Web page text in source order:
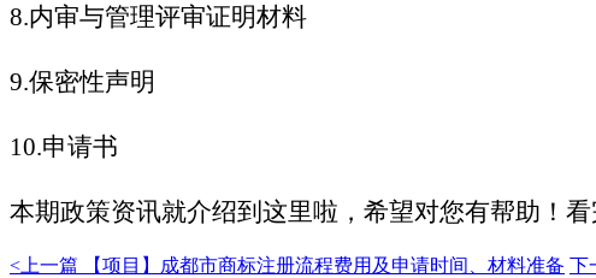
8.内审与管理评审证明材料
9.保密性声明
10.申请书
本期政策资讯就介绍到这里啦，希望对您有帮助！
<上一篇 【项目】成都市商标注册流程费用及申请时间、材料准备 下